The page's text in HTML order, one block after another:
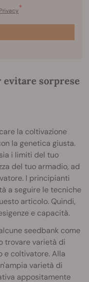
*
evitare sorprese
la coltivazione
la genetica giusta.
i limiti del tuo
del tuo armadio, ad
I principianti
a seguire le tecniche
articolo. Quindi,
e capacità.
seedbank come
trovare varietà di
e coltivatore. Alla
varietà di
appositamente